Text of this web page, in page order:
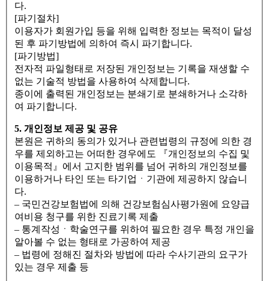
다.
[파기절차]
이용자가 회원가입 등을 위해 입력한 정보는 목적이 달성
된 후 파기방법에 의하여 즉시 파기합니다.
[파기방법]
전자적 파일형태로 저장된 개인정보는 기록을 재생할 수
없는 기술적 방법을 사용하여 삭제합니다.
종이에 출력된 개인정보는 분쇄기로 분쇄하거나 소각하
여 파기합니다.
5. 개인정보 제공 및 공유
본원은 귀하의 동의가 있거나 관련법령의 규정에 의한 경
우를 제외하고는 어떠한 경우에도 『개인정보의 수집 및
이용목적』에서 고지한 범위를 넘어 귀하의 개인정보를
이용하거나 타인 또는 타기업ㆍ기관에 제공하지 않습니
다.
– 국민건강보험법에 의해 건강보험심사평가원에 요양급
여비용 청구를 위한 진료기록 제출
– 통계작성ㆍ학술연구를 위하여 필요한 경우 특정 개인을
알아볼 수 없는 형태로 가공하여 제공
– 법령에 정해진 절차와 방법에 따라 수사기관의 요구가
있는 경우 제출 등